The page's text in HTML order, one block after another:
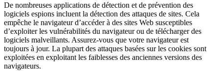
De nombreuses applications de détection et de prévention des
logiciels espions incluent la détection des attaques de sites. Cela
empêche le navigateur d’accéder à des sites Web susceptibles
d’exploiter les vulnérabilités du navigateur ou de télécharger des
logiciels malveillants. Assurez-vous que votre navigateur est
toujours à jour. La plupart des attaques basées sur les cookies sont
exploitées en exploitant les faiblesses des anciennes versions des
navigateurs.